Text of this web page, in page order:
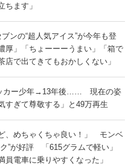
ちます」
ンの“超人気アイス”が今年も登
」「ちょーーーうまい」「箱で
店で出てきてもおかしくない」
カー少年→13年後…… 現在の姿
すぎて尊敬する」と49万再生
、めちゃくちゃ良い！」 モンベ
”が好評 「615グラムで軽い」
員電車に乗りやすくなった」